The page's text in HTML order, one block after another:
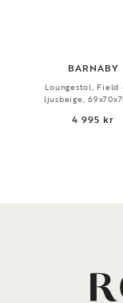
BARNABY
Loungestol, Field
ljusbeige,
4 995 kr